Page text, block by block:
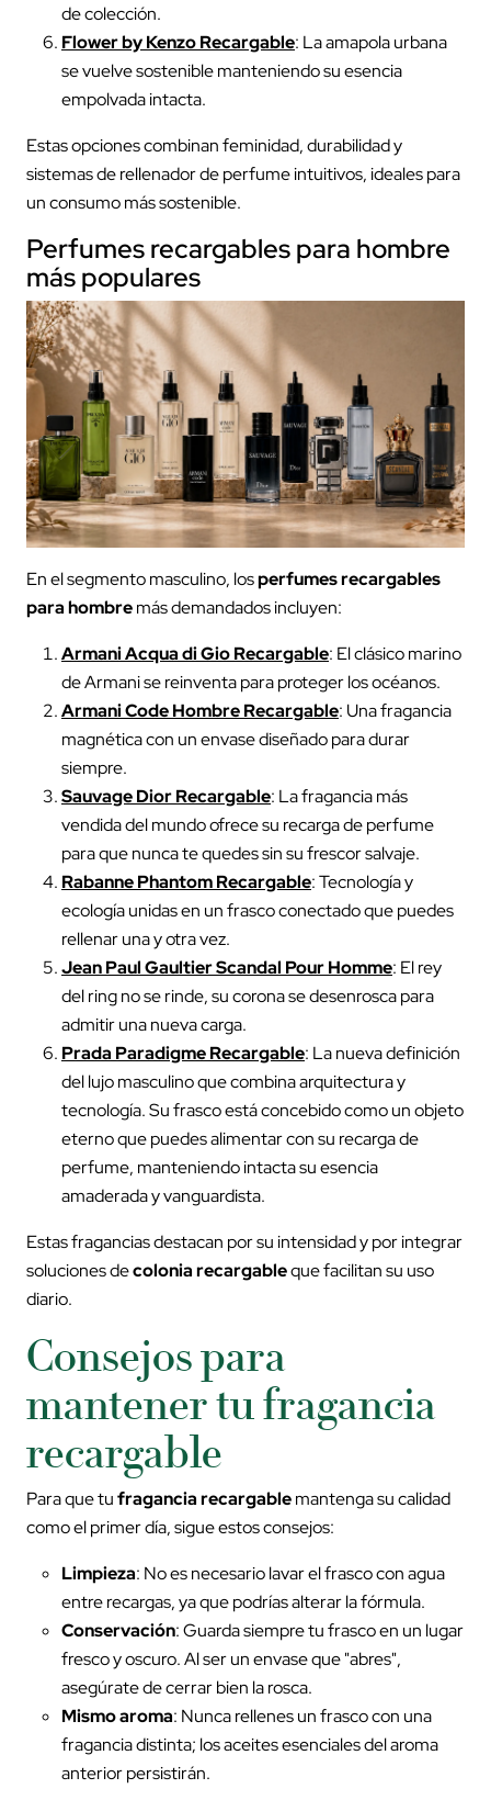
de colección.
Flower by Kenzo Recargable: La amapola urbana
se vuelve sostenible manteniendo su esencia
empolvada intacta.
Estas opciones combinan feminidad, durabilidad y
sistemas de rellenador de perfume intuitivos, ideales para
un consumo más sostenible.
Perfumes recargables para hombre
más populares
En el segmento masculino, losperfumes recargables
para hombremás demandados incluyen:
Armani Acqua di Gio Recargable: El clásico marino
de Armani se reinventa para proteger los océanos.
Armani Code Hombre Recargable: Una fragancia
magnética con un envase diseñado para durar
siempre.
Sauvage Dior Recargable: La fragancia más
vendida del mundo ofrece su recarga de perfume
para que nunca te quedes sin su frescor salvaje.
Rabanne Phantom Recargable: Tecnología y
ecología unidas en un frasco conectado que puedes
rellenar una y otra vez.
Jean Paul Gaultier Scandal Pour Homme: El rey
del ring no se rinde, su corona se desenrosca para
admitir una nueva carga.
Prada Paradigme Recargable: La nueva definición
del lujo masculino que combina arquitectura y
tecnología. Su frasco está concebido como un objeto
eterno que puedes alimentar con su recarga de
perfume, manteniendo intacta su esencia
amaderada y vanguardista.
Estas fragancias destacan por su intensidad y por integrar
soluciones decolonia recargableque facilitan su uso
diario.
Consejos para
mantener tu fragancia
recargable
Para que tufragancia recargablemantenga su calidad
como el primer día, sigue estos consejos:
Limpieza: No es necesario lavar el frasco con agua
entre recargas, ya que podrías alterar la fórmula.
Conservación: Guarda siempre tu frasco en un lugar
fresco y oscuro. Al ser un envase que "abres",
asegúrate de cerrar bien la rosca.
Mismo aroma: Nunca rellenes un frasco con una
fragancia distinta; los aceites esenciales del aroma
anterior persistirán.